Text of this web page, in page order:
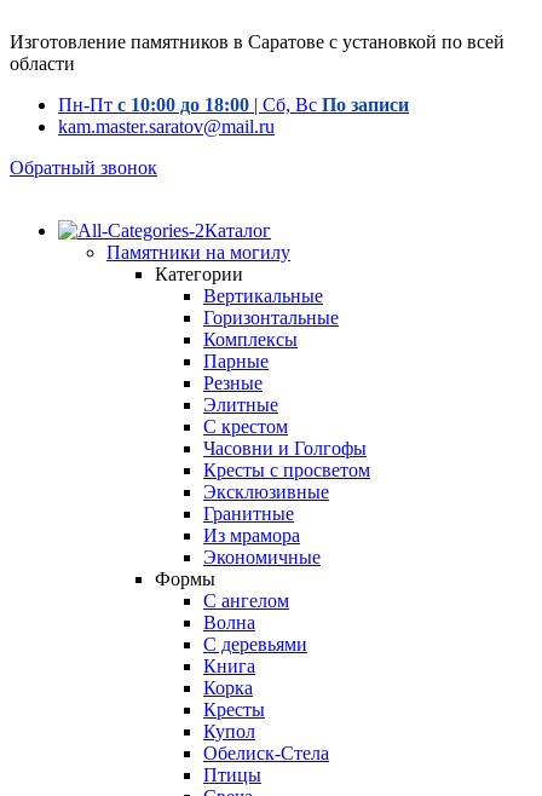
Изготовление памятников в Саратове с установкой по всей
области
Пн-Пт с 10:00 до 18:00 | Сб, Вс По записи
kam.master.saratov@mail.ru
Обратный звонок
Каталог
Памятники на могилу
Категории
Вертикальные
Горизонтальные
Комплексы
Парные
Резные
Элитные
С крестом
Часовни и Голгофы
Кресты с просветом
Эксклюзивные
Гранитные
Из мрамора
Экономичные
Формы
С ангелом
Волна
С деревьями
Книга
Корка
Кресты
Купол
Обелиск-Стела
Птицы